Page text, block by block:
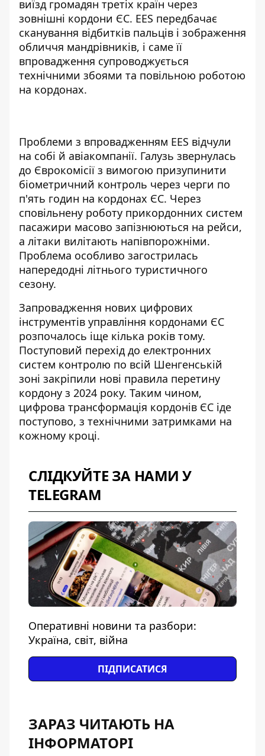
виїзд громадян третіх країн через
зовнішні кордони ЄС. EES передбачає
сканування відбитків пальців і зображення
обличчя мандрівників, і саме її
впровадження супроводжується
технічними збоями та повільною роботою
на кордонах.
Проблеми з впровадженням EES відчули
на собі й авіакомпанії. Галузь звернулась
до Єврокомісії з вимогою призупинити
біометричний контроль через черги по
п'ять годин на кордонах ЄС. Через
сповільнену роботу прикордонних систем
пасажири масово запізнюються на рейси,
а літаки вилітають напівпорожніми.
Проблема особливо загострилась
напередодні літнього туристичного
сезону.
Запровадження нових цифрових
інструментів управління кордонами ЄС
розпочалось іще кілька років тому.
Поступовий перехід до електронних
систем контролю по всій Шенгенській
зоні закріпили нові правила перетину
кордону з 2024 року. Таким чином,
цифрова трансформація кордонів ЄС іде
поступово, з технічними затримками на
кожному кроці.
СЛІДКУЙТЕ ЗА НАМИ У
TELEGRAM
Оперативні новини та разбори:
Україна, світ, війна
ПІДПИСАТИСЯ
ЗАРАЗ ЧИТАЮТЬ НА
ІНФОРМАТОРІ